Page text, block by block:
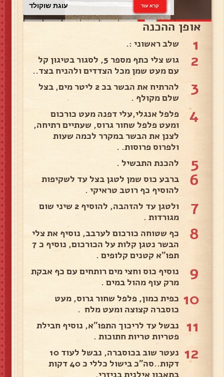
עוגת שוקולד קרא עוד
אופן ההכנה
1 שלב ראשוני :.
2
גוש צלי כתף מספר 5, לסגור בטיגון קל
עם מעט שמן מכל הצדדים ולהניח בצד..
3
להרתיח את הבשר בכ 2 ליטר מים, בצל
שלם מקולף .
4
פלפל אנגלי,עלי דפנה מעט כורכום
ומעט פלפל שחור גרוס, שעתיים רתיחה,
לצנן את הבשר במקרר לכמה שעות
ולפרוס פרוסות. .
5 להכנת התבשיל .
6
ברבע כוס שמן לטגן בצל עד לשקיפות
להוסיף כף רוטב טראיקי .
7
ולטגן עד להזהבה, להוסיף 2 שיני שום
מגורדות .
8
כף שטוחה כורכום לערבב, נוסיף את צלי
הבשר נטגן קלות על הכורכום, נוסיף כ 7
תפו"א קטנים קלופים .
9
נוסיף כוס וחצי מים רותחים עם כף אבקת
מרק עוף מהול במים .
10 כפית כמון, פלפל שחור גרוס, מעט
כוסברה קצוצה ומעט מלח .
11
נבשל עד לריכוך התפו"א, נוסיף חבילת
פטריות טריות חתוכות .
12
נעטר שוב בכוסברה, נבשל לעוד 10
דקות..סה"כ בישול כללי כ 40 דקות